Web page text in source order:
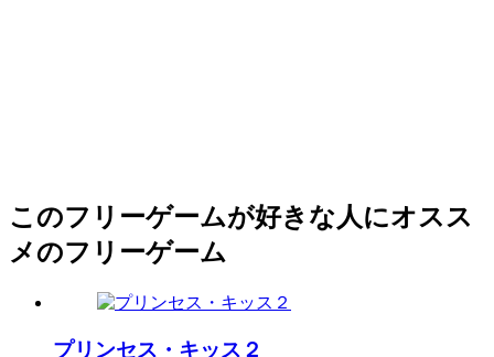
このフリーゲームが好きな人にオスス
メのフリーゲーム
プリンセス・キッス２